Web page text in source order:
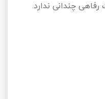
چندانی ندارد.